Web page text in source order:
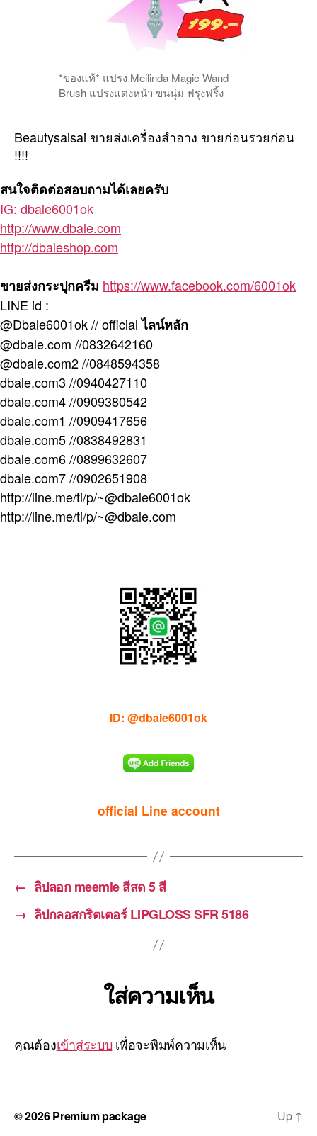
*ของแท้* แปรง Meilinda Magic Wand
Brush แปรงแต่งหน้า ขนนุ่ม ฟรุงฟริ้ง
Beautysaisai ขายส่งเครื่องสำอาง ขายก่อนรวยก่อน
!!!!
สนใจติดต่อสอบถามได้เลยครับ
IG: dbale6001ok
http://www.dbale.com
http://dbaleshop.com
ขายส่งกระปุกครีม https://www.facebook.com/6001ok
LINE id :
@Dbale6001ok // officialไลน์หลัก
@dbale.com //0832642160
@dbale.com2 //0848594358
dbale.com3 //0940427110
dbale.com4 //0909380542
dbale.com1 //0909417656
dbale.com5 //0838492831
dbale.com6 //0899632607
dbale.com7 //0902651908
http://line.me/ti/p/~@dbale6001ok
http://line.me/ti/p/~@dbale.com
ID: @dbale6001ok
official Line account
← ลิปลอก meemie สีสด 5 สี
→ ลิปกลอสกริตเตอร์ LIPGLOSS SFR 5186
ใส่ความเห็น
คุณต้องเข้าสู่ระบบเพื่อจะพิมพ์ความเห็น
© 2026Premium package Up ↑